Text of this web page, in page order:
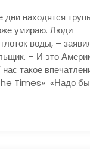
дни находятся
умираю. Люди
воды, –
– И это
такое
Times» «Надо